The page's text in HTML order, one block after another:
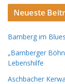
Neueste
Bamberg im
„Bamberger
Lebenshilfe
Aschbacher